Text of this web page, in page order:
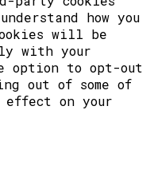
how you
will be
with your
option to opt-out
out of some of
effect on your